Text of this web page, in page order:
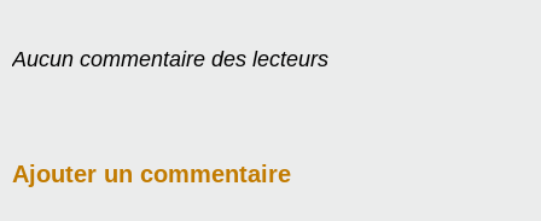
Aucun commentaire des lecteurs
Ajouter un commentaire